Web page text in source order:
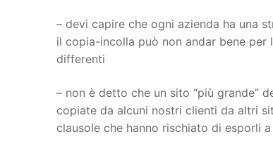
– devi capire che ogni azienda ha una
il copia-incolla può non andar bene
differenti
– non è detto che un sito “più grande”
copiate da alcuni nostri clienti da altri
clausole che hanno rischiato di esporli